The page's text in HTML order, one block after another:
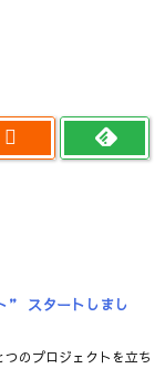

” スタートしまし
のプロジェクトを立ち